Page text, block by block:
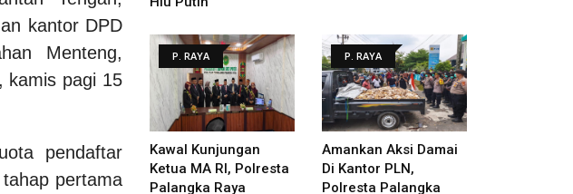
kantor DPD
Menteng,
kamis pagi 15
pendaftar
pertama
P. RAYA
Kawal Kunjungan
Ketua MA RI, Polresta
Palangka Raya
P. RAYA
Amankan Aksi Damai
Di Kantor PLN,
Polresta Palangka